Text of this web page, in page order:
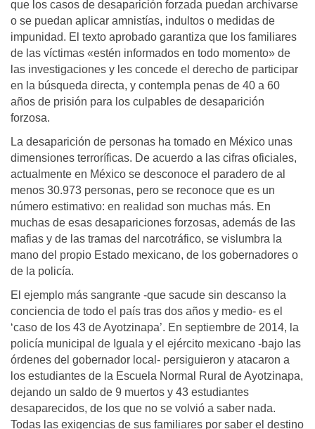
que los casos de desaparición forzada puedan archivarse
o se puedan aplicar amnistías, indultos o medidas de
impunidad. El texto aprobado garantiza que los familiares
de las víctimas «estén informados en todo momento» de
las investigaciones y les concede el derecho de participar
en la búsqueda directa, y contempla penas de 40 a 60
años de prisión para los culpables de desaparición
forzosa.
La desaparición de personas ha tomado en México unas
dimensiones terroríficas. De acuerdo a las cifras oficiales,
actualmente en México se desconoce el paradero de al
menos 30.973 personas, pero se reconoce que es un
número estimativo: en realidad son muchas más. En
muchas de esas desapariciones forzosas, además de las
mafias y de las tramas del narcotráfico, se vislumbra la
mano del propio Estado mexicano, de los gobernadores o
de la policía.
El ejemplo más sangrante -que sacude sin descanso la
conciencia de todo el país tras dos años y medio- es el
‘caso de los 43 de Ayotzinapa’. En septiembre de 2014, la
policía municipal de Iguala y el ejército mexicano -bajo las
órdenes del gobernador local- persiguieron y atacaron a
los estudiantes de la Escuela Normal Rural de Ayotzinapa,
dejando un saldo de 9 muertos y 43 estudiantes
desaparecidos, de los que no se volvió a saber nada.
Todas las exigencias de sus familiares por saber el destino